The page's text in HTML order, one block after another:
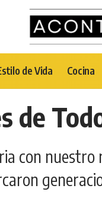
de Vida Cocina
de
con